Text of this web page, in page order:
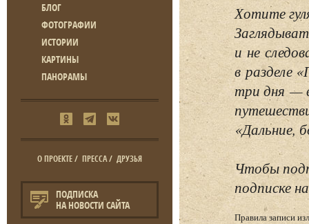
БЛОГ
ФОТОГРАФИИ
ИСТОРИИ
КАРТИНЫ
ПАНОРАМЫ
О ПРОЕКТЕ/ ПРЕССА/ ДРУЗЬЯ
ПОДПИСКА
НА НОВОСТИ САЙТА
Хотите
и не
в разделе
три дня —
«Дальние,
Чтобы
подписке
Правила записи